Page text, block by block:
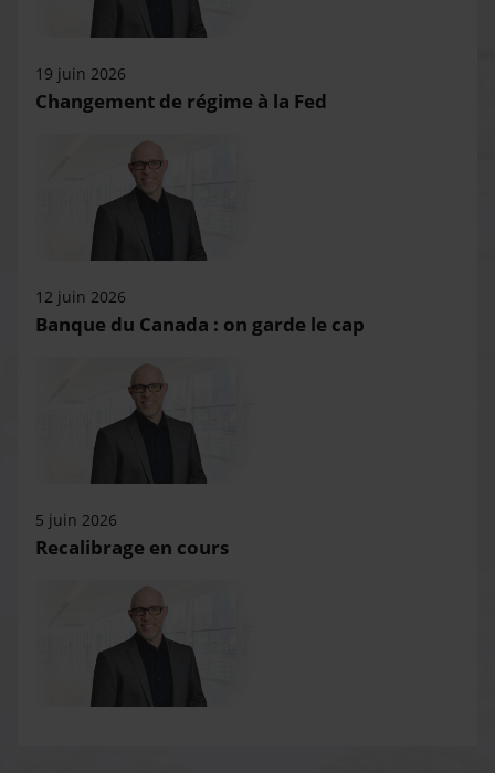
19 juin 2026
Changement de régime à la Fed
12 juin 2026
Banque du Canada : on garde le cap
5 juin 2026
Recalibrage en cours